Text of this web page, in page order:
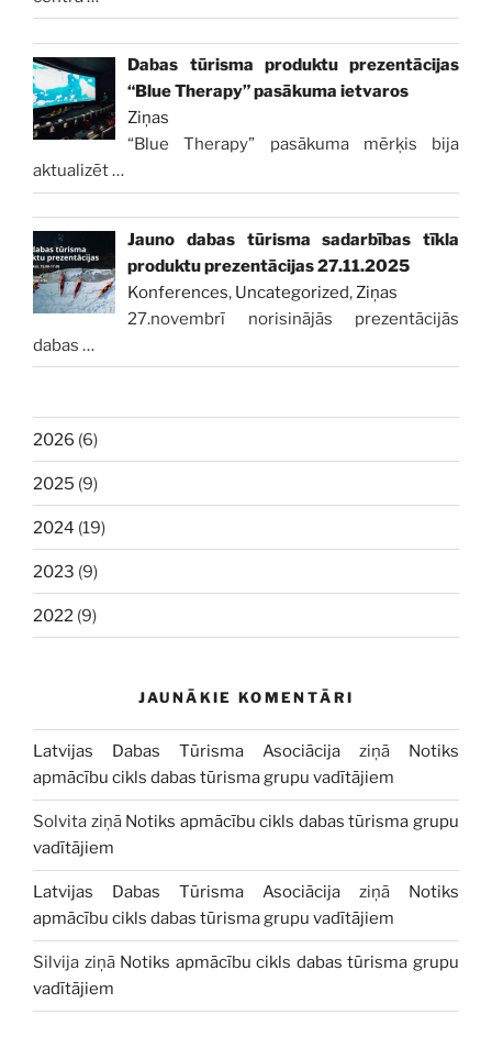
Dabas tūrisma produktu prezentācijas
“Blue Therapy” pasākuma ietvaros
Ziņas
“Blue Therapy” pasākuma mērķis bija
aktualizēt…
Jauno dabas tūrisma sadarbības tīkla
produktu prezentācijas 27.11.2025
Konferences, Uncategorized,Ziņas
27.novembrī norisinājās prezentācijās
dabas …
2026 (6)
2025 (9)
2024 (19)
2023 (9)
2022 (9)
JAUNĀKIE KOMENTĀRI
Latvijas Dabas Tūrisma Asociācija ziņā
Notiks
apmācību cikls dabas tūrisma grupu vadītājiem
Solvita ziņā Notiks apmācību cikls dabas tūrisma grupu
vadītājiem
Latvijas Dabas Tūrisma Asociācija ziņā
Notiks
apmācību cikls dabas tūrisma grupu vadītājiem
Silvija ziņā Notiks apmācību cikls dabas tūrisma grupu
vadītājiem